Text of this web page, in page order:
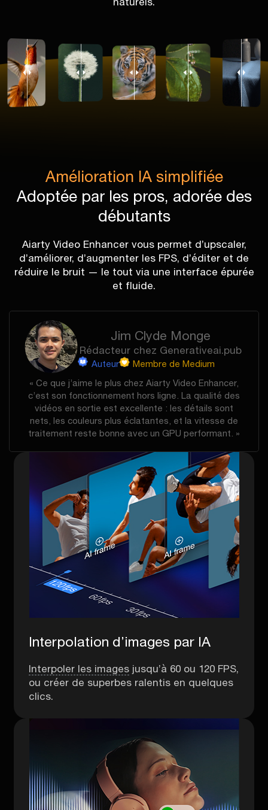
Amélioration IA simplifiée
Adoptée par les pros, adorée des
débutants
Aiarty Video Enhancer vous permet d’upscaler,
d’améliorer, d’augmenter les FPS, d’éditer et de
réduire le bruit — le tout via une interface épurée
et fluide.
Jim Clyde Monge
Rédacteur chez Generativeai.pub
Auteur
Membre de Medium
« Ce que j’aime le plus chez Aiarty Video Enhancer,
c’est son fonctionnement hors ligne. La qualité des
vidéos en sortie est excellente : les détails sont
nets, les couleurs plus éclatantes, et la vitesse de
traitement reste bonne avec un GPU performant. »
Interpolation d’images par IA
Interpoler les images jusqu’à 60 ou 120 FPS,
ou créer de superbes ralentis en quelques
clics.